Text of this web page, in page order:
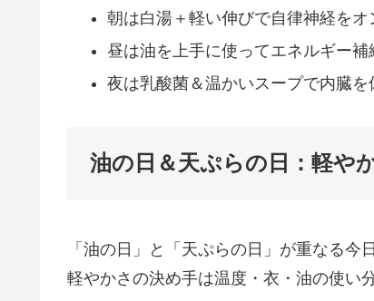
朝は白湯＋軽い伸びで自律神経をオ
昼は油を上手に使ってエネルギー補
夜は乳酸菌＆温かいスープで内臓を
油の日＆天ぷらの日：軽や
「油の日」と「天ぷらの日」が重なる今
軽やかさの決め手は温度・衣・油の使い分